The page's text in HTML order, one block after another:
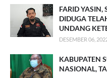
FARID YASIN,
DIDUGA
UNDANG
DESEMBER 06,
KABUPATEN
NASIONAL,